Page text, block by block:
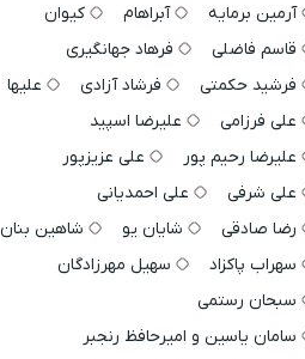
آرمین برمایه
آبراهام
کیوان
قاسم فاضلی
فرهاد جهانگیری
فرشید حکمتی
فرشاد آزادی
علیها
علی فرزامی
علیرضا اسپید
علیرضا رحیم پور
علی عزیزپور
علی شرفی
علی احمدیانی
رضا صادقی
شایان یو
شاهین بنان
سهراب پاکزاد
سهیل مهرزادگان
سبحان رستمی
سامان یاسین و امیرحافظ رنجبر